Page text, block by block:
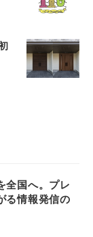
全国へ。プレ
る情報発信の